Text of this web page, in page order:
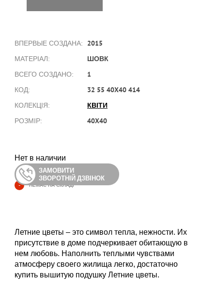
ВПЕРВЫЕ СОЗДАНА: 2015
МАТЕРІАЛ: ШОВК
ВСЕГО СОЗДАНО: 1
КОД: 32 55 40X40 414
КОЛЕКЦІЯ: КВІТИ
РОЗМІР: 40X40
Нет в наличии
ЗАМОВИТИ
ЗВОРОТНІЙ ДЗВІНОК
- НЕМАЄ НА СКЛАДІ
Летние цветы – это символ тепла, нежности. Их
присутствие в доме подчеркивает обитающую в
нем любовь. Наполнить теплыми чувствами
атмосферу своего жилища легко, достаточно
купить вышитую подушку Летние цветы.